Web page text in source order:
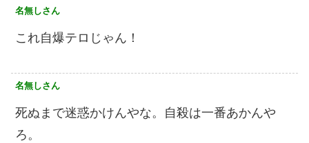
名無しさん
これ自爆テロじゃん！
名無しさん
死ぬまで迷惑かけんやな。自殺は一番あかんや
ろ。